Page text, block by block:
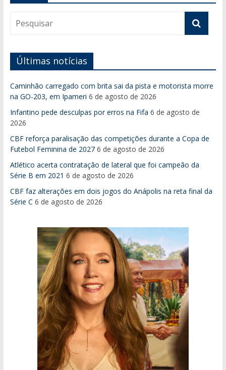
Últimas notícias
Caminhão carregado com brita sai da pista e motorista morre
na GO-203, em Ipameri 6 de agosto de 2026
Infantino pede desculpas por erros na Fifa 6 de agosto de
2026
CBF reforça paralisação das competições durante a Copa de
Futebol Feminina de 2027 6 de agosto de 2026
Atlético acerta contratação de lateral que foi campeão da
Série B em 2021 6 de agosto de 2026
CBF faz alterações em dois jogos do Anápolis na reta final da
Série C 6 de agosto de 2026